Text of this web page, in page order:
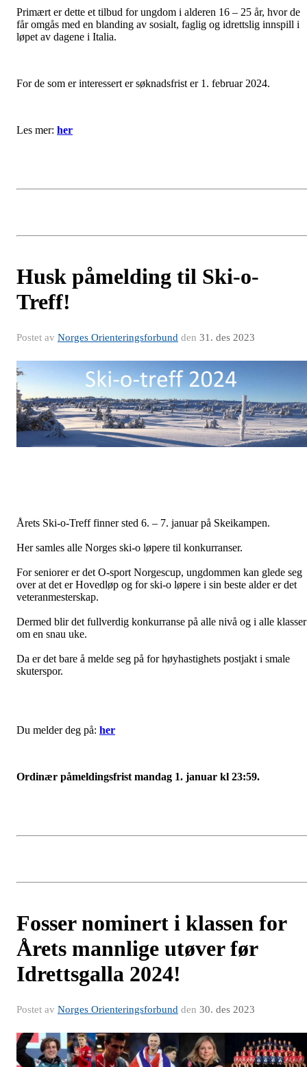
Primært er dette et tilbud for ungdom i alderen 16 – 25 år, hvor de
får omgås med en blanding av sosialt, faglig og idrettslig innspill i
løpet av dagene i Italia.
For de som er interessert er søknadsfrist er 1. februar 2024.
Les mer: her
Husk påmelding til Ski-o-
Treff!
Postet av Norges Orienteringsforbund den 31. des 2023
Årets Ski-o-Treff finner sted 6. – 7. januar på Skeikampen.
Her samles alle Norges ski-o løpere til konkurranser.
For seniorer er det O-sport Norgescup, ungdommen kan glede seg
over at det er Hovedløp og for ski-o løpere i sin beste alder er det
veteranmesterskap.
Dermed blir det fullverdig konkurranse på alle nivå og i alle klasser
om en snau uke.
Da er det bare å melde seg på for høyhastighets postjakt i smale
skuterspor.
Du melder deg på: her
Ordinær påmeldingsfrist mandag 1. januar kl 23:59.
Fosser nominert i klassen for
Årets mannlige utøver før
Idrettsgalla 2024!
Postet av Norges Orienteringsforbund den 30. des 2023